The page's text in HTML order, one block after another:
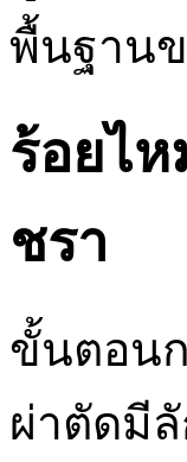
พื้นฐาน
ร้อยไ
ชรา
ขั้นตอน
ผ่าตัดมี